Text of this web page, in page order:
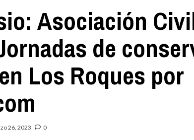
Asociación
de
Los Roques por
26, 2023 0